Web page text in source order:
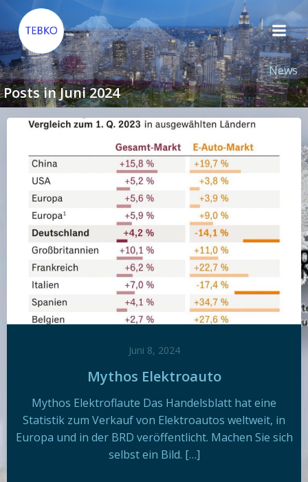
Inhalt
springen
News
Posts in Juni 2024
Juni 8, 2024
Mythos Elektroauto
Mythos Elektroflaute Das Handelsblatt hat eine
Statistik zum Verkauf von Elektroautos weltweit, in
Europa und in der BRD veröffentlicht. Machen Sie sich
selbst ein Bild. […]